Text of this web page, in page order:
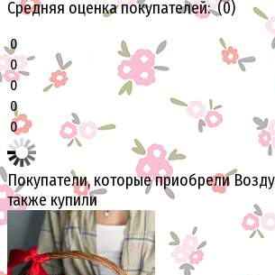
Средняя оценка покупателей: (0)
0
0
0
0
0
Покупатели, которые приобрели
также купили